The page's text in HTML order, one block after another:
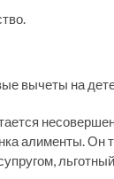
вычеты на
алименты. Он